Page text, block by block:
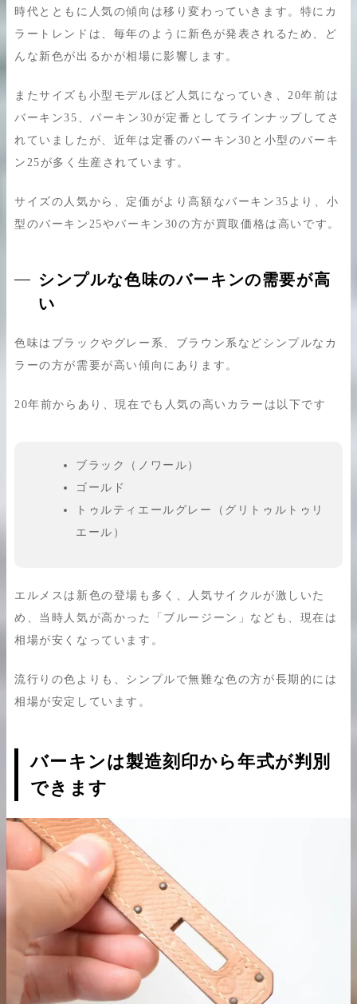
時代とともに人気の傾向は移り変わっていきます。特にカ
ラートレンドは、毎年のように新色が発表されるため、ど
んな新色が出るかが相場に影響します。
またサイズも小型モデルほど人気になっていき、20年前は
バーキン35、バーキン30が定番としてラインナップしてさ
れていましたが、近年は定番のバーキン30と小型のバーキ
ン25が多く生産されています。
サイズの人気から、定価がより高額なバーキン35より、小
型のバーキン25やバーキン30の方が買取価格は高いです。
シンプルな色味のバーキンの需要が高
い
色味はブラックやグレー系、ブラウン系などシンプルなカ
ラーの方が需要が高い傾向にあります。
20年前からあり、現在でも人気の高いカラーは以下です
ブラック（ノワール）
ゴールド
トゥルティエールグレー（グリトゥルトゥリ
エール）
エルメスは新色の登場も多く、人気サイクルが激しいた
め、当時人気が高かった「ブルージーン」なども、現在は
相場が安くなっています。
流行りの色よりも、シンプルで無難な色の方が長期的には
相場が安定しています。
バーキンは製造刻印から年式が判別
できます